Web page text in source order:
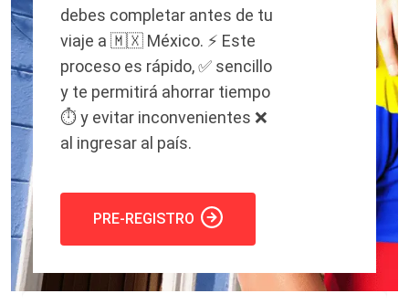
debes completar antes de tu
viaje a 🇲🇽 México. ⚡ Este
proceso es rápido, ✅ sencillo
y te permitirá ahorrar tiempo
⏱️ y evitar inconvenientes ❌
al ingresar al país.
PRE-REGISTRO